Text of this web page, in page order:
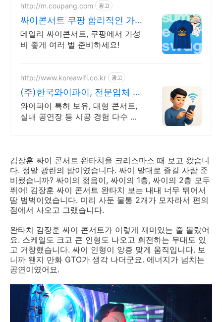
http://m.coupang.com 광고
싸이콘서트 쿠팡 합리적인 가
격 기본템
데일리 싸이콘서트, 쿠팡에서 가성
비 좋게 여러 벌 준비하세요!
http://www.koreawifi.co.kr 광고
(주)한국와이파이, 전문업체 설
계및구축
와이파이 특허 보유, 대형 콘서트,
실내 공연장 등 시공 경험 다수 벤
김장훈 싸이 콘서트 완타치을 크리스마스 때 보고 왔습니
다. 정말 광란의 밤이였습니다. 싸이 말대로 즐길 사람 준
비됐습니까? 싸이의 젊음이, 싸이의 1층, 싸이의 2층 모두
뛰어! 김장훈 싸이 콘서트 완타치 보는 내내 너무 뛰어서
땀 범벅이였습니다. 미리 사둔 물통 2개가 모자라서 편의
점에서 사오고 그랬습니다.
완타치 김장훈 싸이 콘서트가 이렇게 재미있는 줄 몰랐어
요. 스케일도 크고 큰 인형도 나오고 회전하는 무대도 있
고 거창했습니다. 싸이 인형이 앙증 맞게 움직입니다. 보
니까 왠지 만화 GTO가 생각 나더군요. 에너지가 넘치는
공연이였어요.